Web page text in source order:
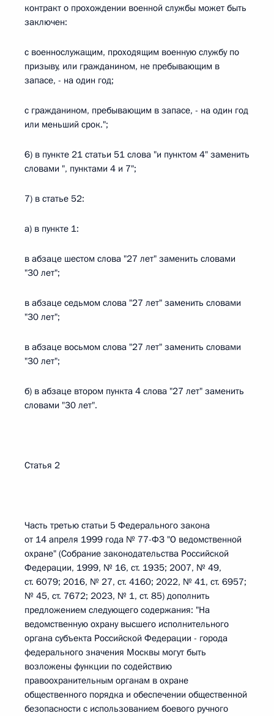
контракт о прохождении военной службы может быть
заключен:
с военнослужащим, проходящим военную службу по
призыву, или гражданином, не пребывающим в
запасе, - на один год;
с гражданином, пребывающим в запасе, - на один год
или меньший срок.";
6) в пункте 21 статьи 51 слова "и пунктом 4" заменить
словами ", пунктами 4 и 7";
7) в статье 52:
а) в пункте 1:
в абзаце шестом слова "27 лет" заменить словами
"30 лет";
в абзаце седьмом слова "27 лет" заменить словами
"30 лет";
в абзаце восьмом слова "27 лет" заменить словами
"30 лет";
б) в абзаце втором пункта 4 слова "27 лет" заменить
словами "30 лет".
Статья 2
Часть третью статьи 5 Федерального закона
от 14 апреля 1999 года № 77-ФЗ "О ведомственной
охране" (Собрание законодательства Российской
Федерации, 1999, № 16, ст. 1935; 2007, № 49,
ст. 6079; 2016, № 27, ст. 4160; 2022, № 41, ст. 6957;
№ 45, ст. 7672; 2023, № 1, ст. 85) дополнить
предложением следующего содержания: "На
ведомственную охрану высшего исполнительного
органа субъекта Российской Федерации - города
федерального значения Москвы могут быть
возложены функции по содействию
правоохранительным органам в охране
общественного порядка и обеспечении общественной
безопасности с использованием боевого ручного